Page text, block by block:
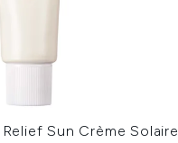
Sun Crème Solaire